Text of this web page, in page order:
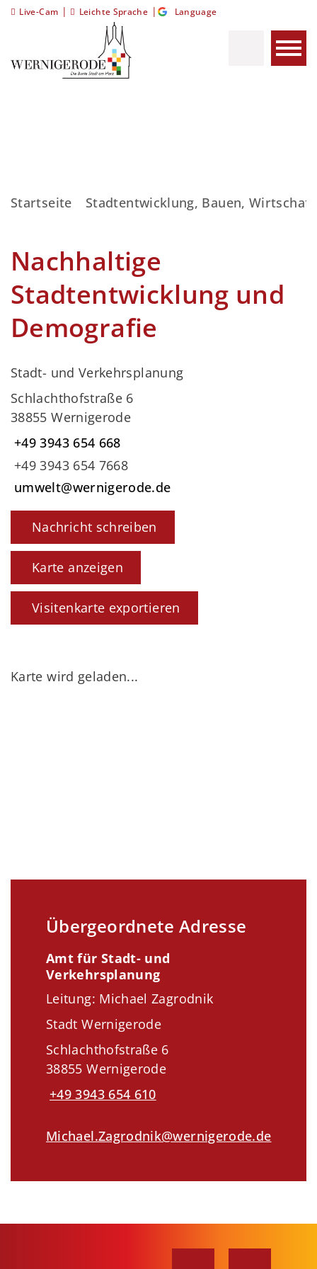
Live-Cam | Leichte Sprache | Language
Startseite Stadtentwicklung, Bauen, Wirtschaft
Nachhaltige
Stadtentwicklung und
Demografie
Stadt- und Verkehrsplanung
Schlachthofstraße 6
38855 Wernigerode
+49 3943 654 668
+49 3943 654 7668
umwelt@wernigerode.de
Nachricht schreiben
Karte anzeigen
Visitenkarte exportieren
Karte wird geladen...
Übergeordnete Adresse
Amt für Stadt- und
Verkehrsplanung
Leitung: Michael Zagrodnik
Stadt Wernigerode
Schlachthofstraße 6
38855 Wernigerode
+49 3943 654 610
Michael.Zagrodnik@wernigerode.de